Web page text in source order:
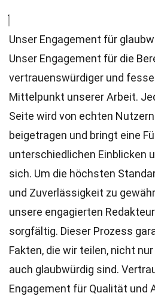
Unser Engagement für
Unser Engagement für die
vertrauenswürdiger und
Mittelpunkt unserer Arbeit.
Seite wird von echten
beigetragen und bringt eine
unterschiedlichen Einblicken
sich. Um die höchsten
und Zuverlässigkeit zu
unsere engagierten
sorgfältig. Dieser Prozess
Fakten, die wir teilen, nicht
auch glaubwürdig sind.
Engagement für Qualität und